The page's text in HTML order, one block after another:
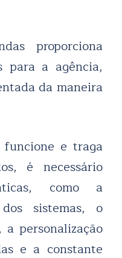
proporciona
para a agência,
da maneira
funcione e traga
é necessário
como a
sistemas, o
personalização
e a constante